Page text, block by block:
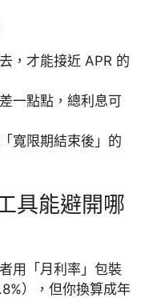
，才能接近 APR 的
一點點，總利息可
寬限期結束後」的
具能避開哪
用「月利率」包裝
），但你換算成年